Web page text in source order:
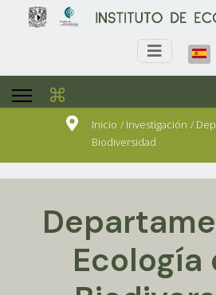
⌘
Inicio / Investigación /
Biodiversidad
Ecología